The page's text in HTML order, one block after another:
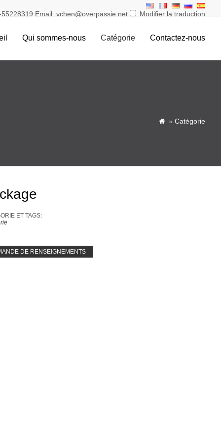
Email: vchen@overpassie.net Modifier la traduction
Qui sommes-nous Catégorie Contactez-nous
 » Catégorie
ET ​​TAGS:
DE RENSEIGNEMENTS